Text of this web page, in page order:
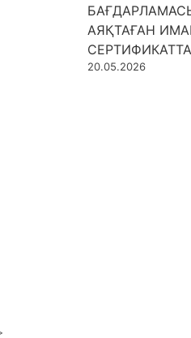
АЯҚТАҒАН
20.05.2026